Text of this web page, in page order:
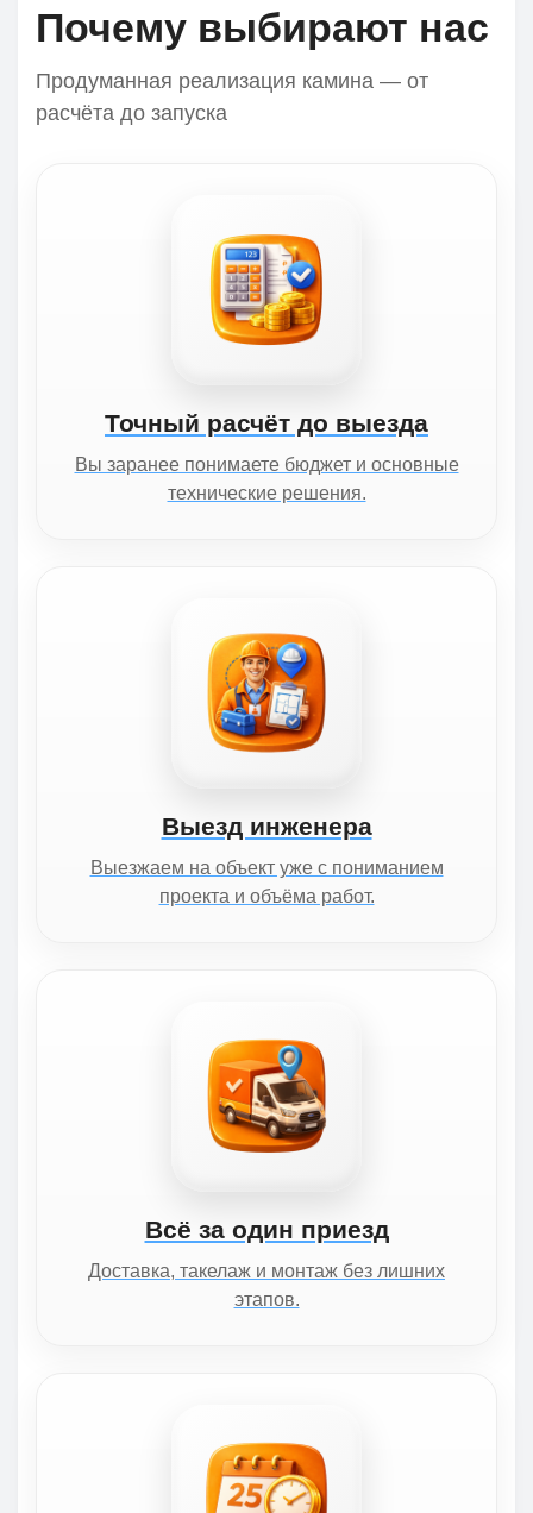
Почему выбирают нас
Продуманная реализация камина — от
расчёта до запуска
Точный расчёт до выезда
Вы заранее понимаете бюджет и основные
технические решения.
Выезд инженера
Выезжаем на объект уже с пониманием
проекта и объёма работ.
Всё за один приезд
Доставка, такелаж и монтаж без лишних
этапов.